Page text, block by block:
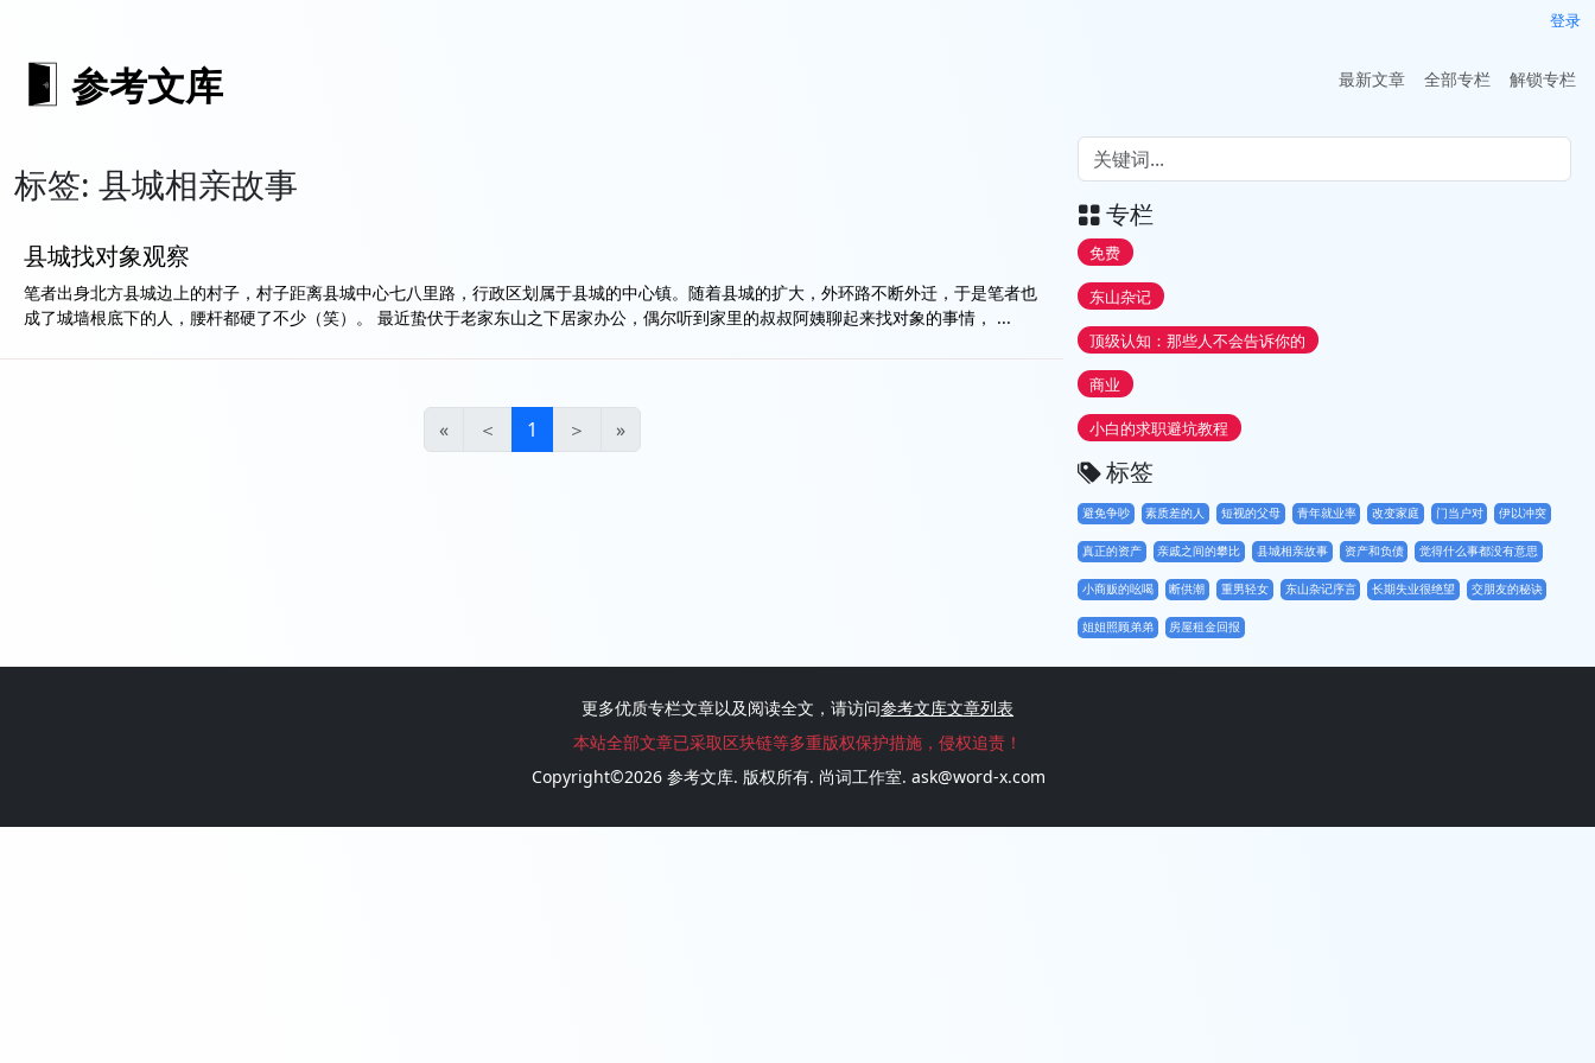
登录
参考文库 最新文章 全部专栏 解锁专栏
标签: 县城相亲故事
县城找对象观察
笔者出身北方县城边上的村子，村子距离县城中心七八里路，行政区划属于县城的中心镇。随着县城的扩大，外环路不断外迁，于是笔者也
成了城墙根底下的人，腰杆都硬了不少（笑）。 最近蛰伏于老家东山之下居家办公，偶尔听到家里的叔叔阿姨聊起来找对象的事情， ...
« ＜ 1 ＞ »
专栏
免费
东山杂记
顶级认知：那些人不会告诉你的
商业
小白的求职避坑教程
标签
避免争吵 素质差的人 短视的父母 青年就业率 改变家庭 门当户对 伊以冲突
真正的资产 亲戚之间的攀比 县城相亲故事 资产和负债 觉得什么事都没有意思
小商贩的吆喝 断供潮 重男轻女 东山杂记序言 长期失业很绝望 交朋友的秘诀
姐姐照顾弟弟 房屋租金回报
更多优质专栏文章以及阅读全文，请访问参考文库文章列表
本站全部文章已采取区块链等多重版权保护措施，侵权追责！
Copyright©2026 参考文库. 版权所有. 尚词工作室. ask@word-x.com